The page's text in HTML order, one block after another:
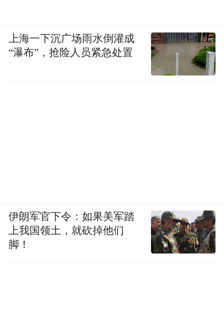
上海一下沉广场雨水倒灌成
“瀑布”，抢险人员紧急处置
伊朗军官下令：如果美军踏
上我国领土，就砍掉他们
脚！